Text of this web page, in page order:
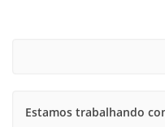
Estamos trabalhando